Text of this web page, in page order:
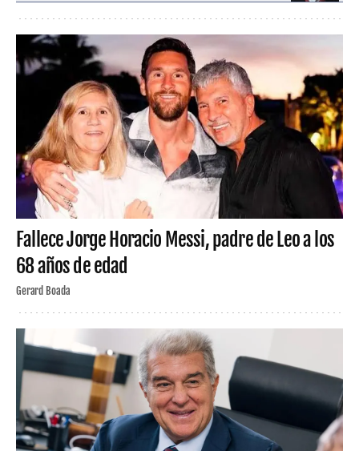
Fallece Jorge Horacio Messi, padre de Leo a los
68 años de edad
Gerard Boada